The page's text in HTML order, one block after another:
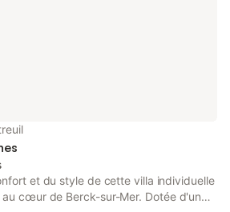
permet d'explorer facilement la
Mer. Des restaurants de fruits de mer
et du style de cette villa individuelle
cœur de Berck-sur-Mer. Dotée d'un